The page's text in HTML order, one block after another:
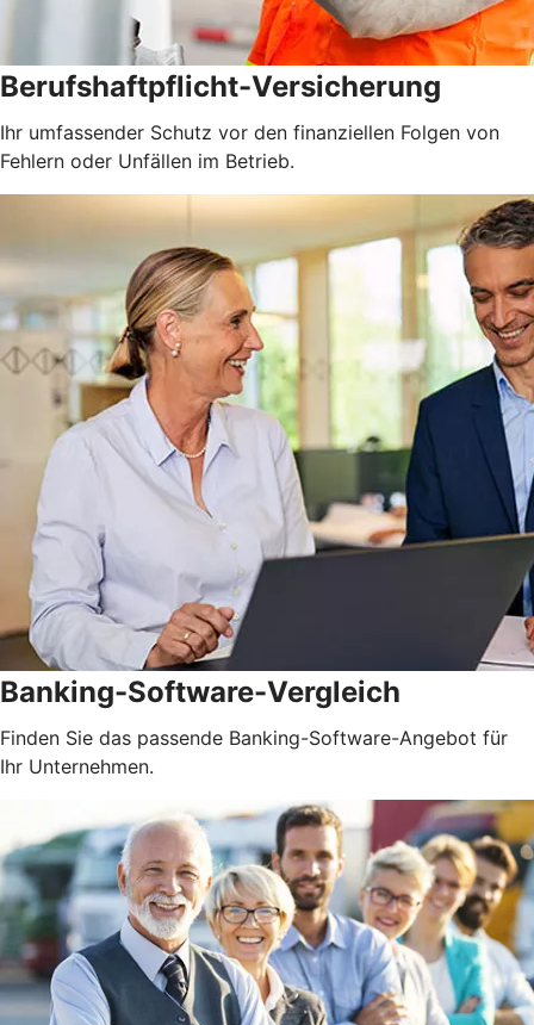
Berufshaftpflicht-Versicherung
Ihr umfassender Schutz vor den finanziellen Folgen von
Fehlern oder Unfällen im Betrieb.
Banking-Software-Vergleich
Finden Sie das passende Banking-Software-Angebot für
Ihr Unternehmen.